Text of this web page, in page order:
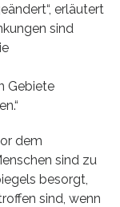
erläutert
sind
Gebiete
dem
sind zu
besorgt,
sind, wenn